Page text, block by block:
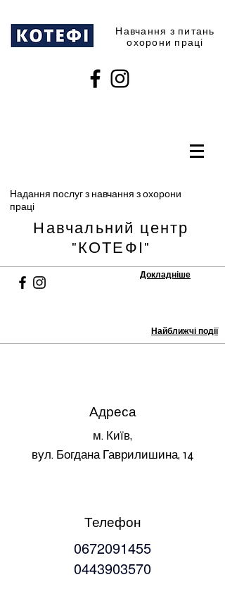
Навчання з питань
охорони праці
Надання послуг з навчання з охорони
праці
Навчальний центр
"КОТЕФІ"
Докладніше
Найближчі події
Адреса
м. Київ,
вул. Богдана Гаврилишина, 14
Телефон
0672091455
0443903570